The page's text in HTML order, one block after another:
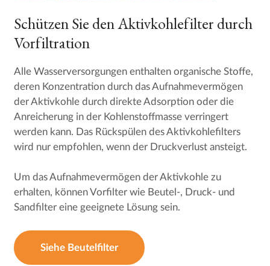
Schützen Sie den Aktivkohlefilter durch
Vorfiltration
Alle Wasserversorgungen enthalten organische Stoffe,
deren Konzentration durch das Aufnahmevermögen
der Aktivkohle durch direkte Adsorption oder die
Anreicherung in der Kohlenstoffmasse verringert
werden kann. Das Rückspülen des Aktivkohlefilters
wird nur empfohlen, wenn der Druckverlust ansteigt.
Um das Aufnahmevermögen der Aktivkohle zu
erhalten, können Vorfilter wie Beutel-, Druck- und
Sandfilter eine geeignete Lösung sein.
Siehe Beutelfilter